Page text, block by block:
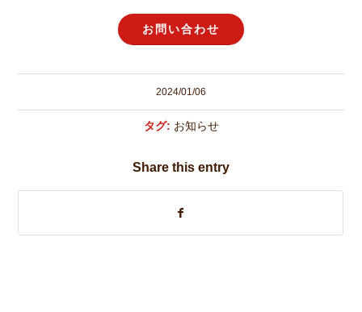
お問い合わせ
2024/01/06
タグ: お知らせ
Share this entry